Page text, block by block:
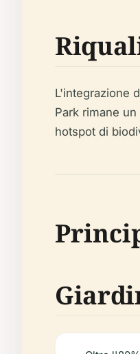
L'integrazione
Park rimane
hotspot di